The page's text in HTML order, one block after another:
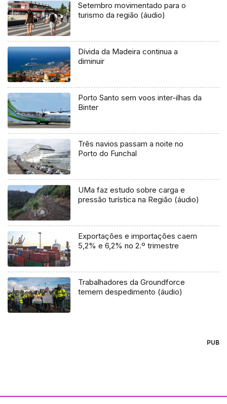
Setembro movimentado para o
turismo da região (áudio)
Dívida da Madeira continua a
diminuir
Porto Santo sem voos inter-ilhas da
Binter
Três navios passam a noite no
Porto do Funchal
UMa faz estudo sobre carga e
pressão turística na Região (áudio)
Exportações e importações caem
5,2% e 6,2% no 2.º trimestre
Trabalhadores da Groundforce
temem despedimento (áudio)
PUB